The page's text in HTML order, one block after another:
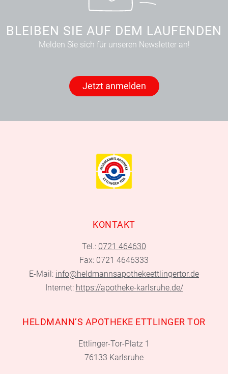
BLEIBEN SIE AUF DEM LAUFENDEN
Melden Sie sich für unseren Newsletter an!
Jetzt anmelden
KONTAKT
Tel.: 0721 464630
Fax: 0721 4646333
E-Mail: info@heldmannsapothekeettlingertor.de
Internet: https://apotheke-karlsruhe.de/
HELDMANN‘S APOTHEKE ETTLINGER TOR
Ettlinger-Tor-Platz 1
76133 Karlsruhe